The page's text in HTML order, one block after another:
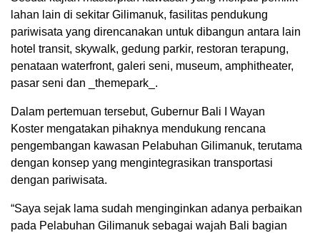
lahan lain di sekitar Gilimanuk, fasilitas pendukung
pariwisata yang direncanakan untuk dibangun antara lain
hotel transit, skywalk, gedung parkir, restoran terapung,
penataan waterfront, galeri seni, museum, amphitheater,
pasar seni dan _themepark_.
Dalam pertemuan tersebut, Gubernur Bali I Wayan
Koster mengatakan pihaknya mendukung rencana
pengembangan kawasan Pelabuhan Gilimanuk, terutama
dengan konsep yang mengintegrasikan transportasi
dengan pariwisata.
“Saya sejak lama sudah menginginkan adanya perbaikan
pada Pelabuhan Gilimanuk sebagai wajah Bali bagian